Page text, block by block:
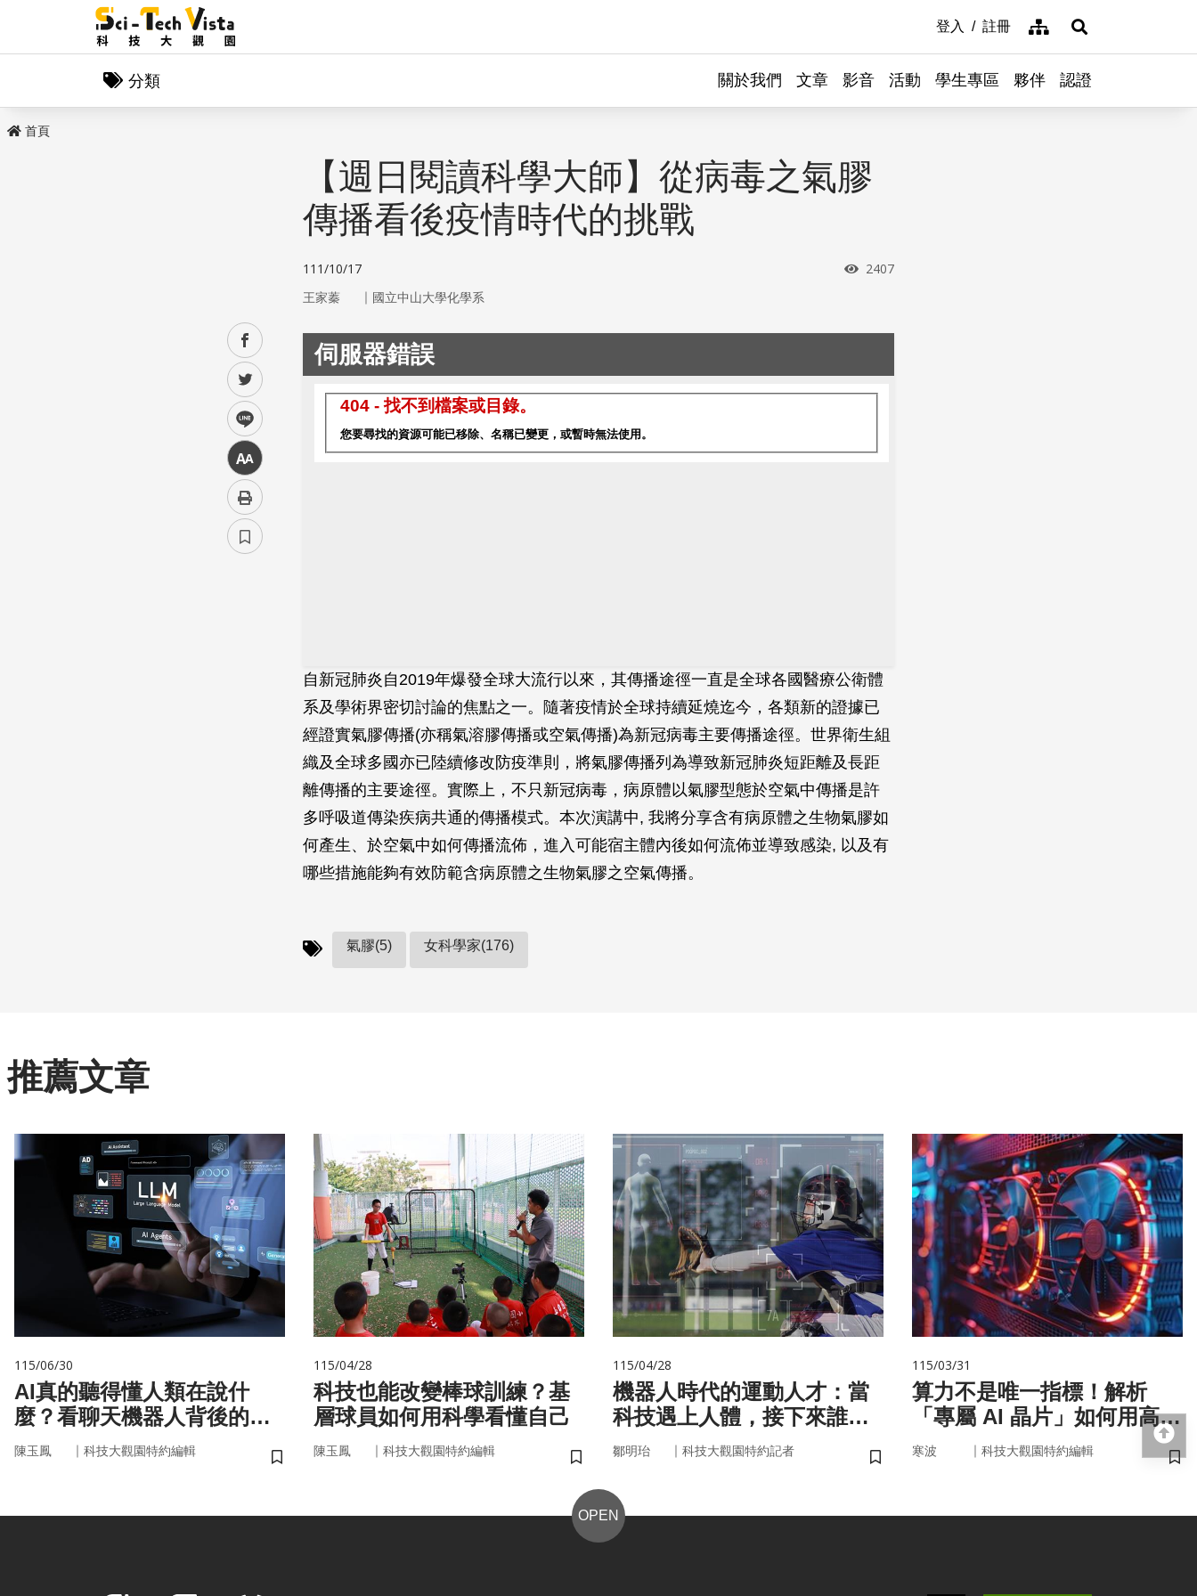
登入 註冊 網站導覽展開搜尋
分類 關於我們 文章 影音 活動 學生專區 夥伴 認證
首頁
facebook
twitter
line
中
【週日閱讀科學大師】從病毒之氣膠
傳播看後疫情時代的挑戰
111/10/17 瀏覽次數
2407
王家蓁 ｜ 國立中山大學化學系
自新冠肺炎自2019年爆發全球大流行以來，其傳播途徑一直是全球各國醫療公衛體
系及學術界密切討論的焦點之一。隨著疫情於全球持續延燒迄今，各類新的證據已
經證實氣膠傳播(亦稱氣溶膠傳播或空氣傳播)為新冠病毒主要傳播途徑。世界衛生組
織及全球多國亦已陸續修改防疫準則，將氣膠傳播列為導致新冠肺炎短距離及長距
離傳播的主要途徑。實際上，不只新冠病毒，病原體以氣膠型態於空氣中傳播是許
多呼吸道傳染疾病共通的傳播模式。本次演講中, 我將分享含有病原體之生物氣膠如
何產生、於空氣中如何傳播流佈，進入可能宿主體內後如何流佈並導致感染, 以及有
哪些措施能夠有效防範含病原體之生物氣膠之空氣傳播。
氣膠(5) 女科學家(176)
推薦文章
115/06/30
AI真的聽得懂人類在說什
麼？看聊天機器人背後的語
言科技
陳玉鳳 ｜ 科技大觀園特約編輯
儲存書籤
115/04/28
科技也能改變棒球訓練？基
層球員如何用科學看懂自己
陳玉鳳 ｜ 科技大觀園特約編輯
儲存書籤
115/04/28
機器人時代的運動人才：當
科技遇上人體，接下來誰來
接手？
鄒明珆 ｜ 科技大觀園特約記者
儲存書籤
115/03/31
算力不是唯一指標！解析
「專屬 AI 晶片」如何用高效
率驅動未來
寒波 ｜ 科技大觀園特約編輯
儲
OPEN
回